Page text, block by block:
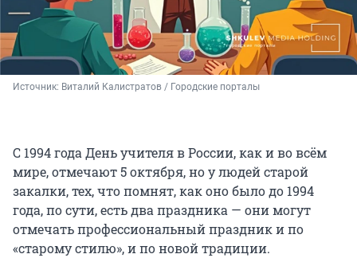
Источник: Виталий Калистратов / Городские порталы
С 1994 года День учителя в России, как и во всём
мире, отмечают 5 октября, но у людей старой
закалки, тех, что помнят, как оно было до 1994
года, по сути, есть два праздника — они могут
отмечать профессиональный праздник и по
«старому стилю», и по новой традиции.